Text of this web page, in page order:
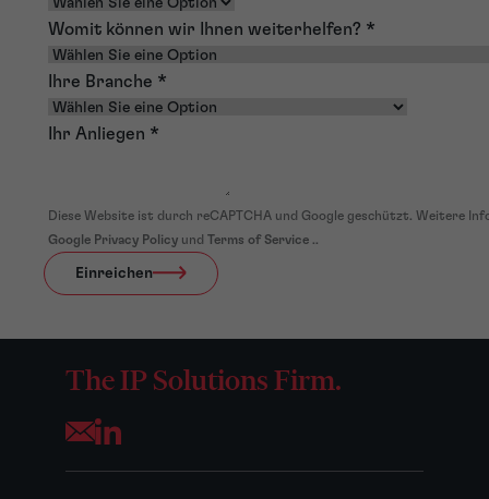
Womit können wir Ihnen weiterhelfen? *
Ihre Branche *
Ihr Anliegen *
Diese Website ist durch reCAPTCHA und Google geschützt. Weitere
Google Privacy Policy und Terms of Service ..
Einreichen
The IP Solutions Firm.
Opens your mail application